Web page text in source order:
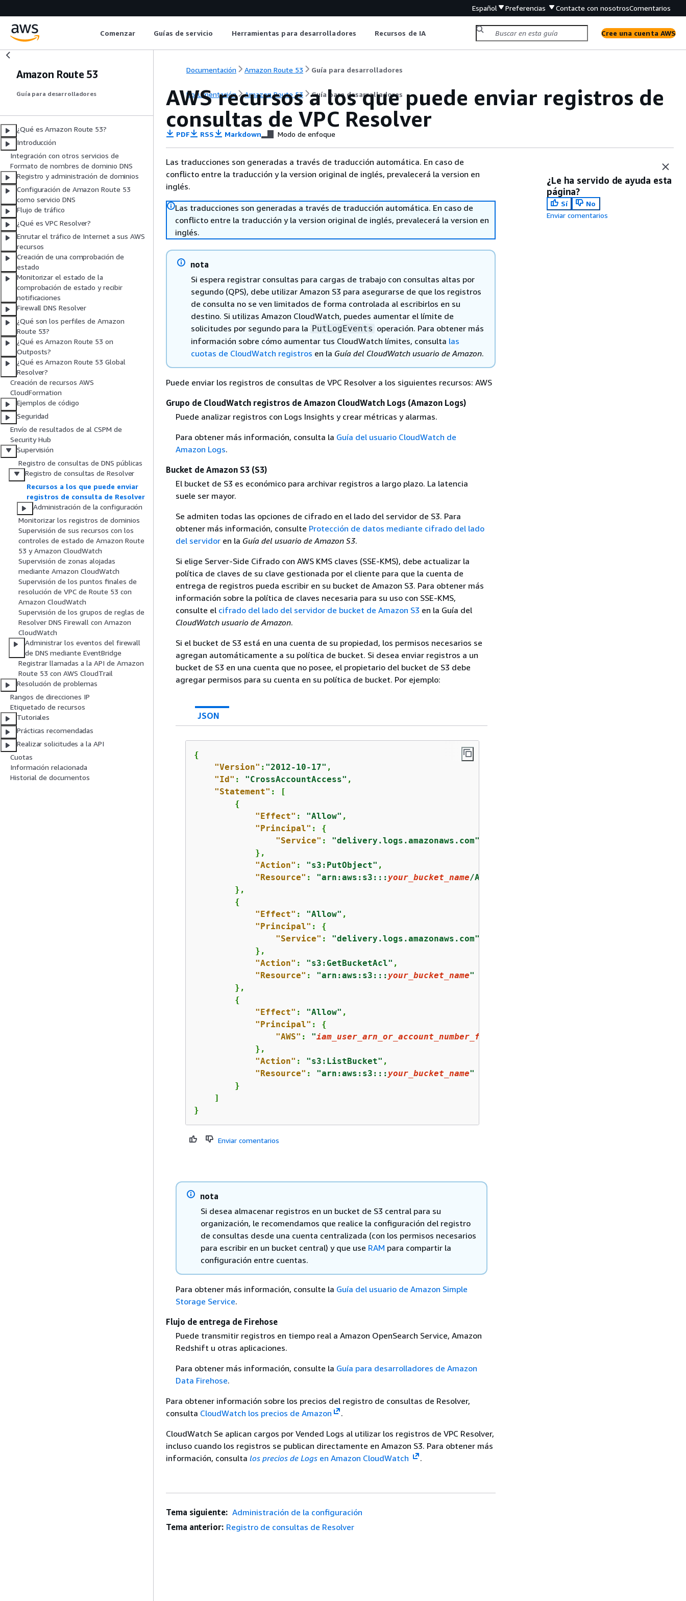
Español Preferencias Contacte con nosotrosComentarios
Comenzar Guías de servicio Herramientas para desarrolladores Recursos de IA Cree una cuenta AWS
Amazon Route 53
Guía para desarrolladores
¿Qué es Amazon Route 53?
Introducción
Integración con otros servicios de
Formato de nombres de dominio DNS
Registro y administración de dominios
Configuración de Amazon Route 53
como servicio DNS
Flujo de tráfico
¿Qué es VPC Resolver?
Enrutar el tráfico de Internet a sus AWS
recursos
Creación de una comprobación de
estado
Monitorizar el estado de la
comprobación de estado y recibir
notificaciones
Firewall DNS Resolver
¿Qué son los perfiles de Amazon
Route 53?
¿Qué es Amazon Route 53 on
Outposts?
¿Qué es Amazon Route 53 Global
Resolver?
Creación de recursos AWS
CloudFormation
Ejemplos de código
Seguridad
Envío de resultados de al CSPM de
Security Hub
Supervisión
Registro de consultas de DNS públicas
Registro de consultas de Resolver
Recursos a los que puede enviar
registros de consulta de Resolver
Administración de la configuración
Monitorizar los registros de dominios
Supervisión de sus recursos con los
controles de estado de Amazon Route
53 y Amazon CloudWatch
Supervisión de zonas alojadas
mediante Amazon CloudWatch
Supervisión de los puntos finales de
resolución de VPC de Route 53 con
Amazon CloudWatch
Supervisión de los grupos de reglas de
Resolver DNS Firewall con Amazon
CloudWatch
Administrar los eventos del firewall
de DNS mediante EventBridge
Registrar llamadas a la API de Amazon
Route 53 con AWS CloudTrail
Resolución de problemas
Rangos de direcciones IP
Etiquetado de recursos
Tutoriales
Prácticas recomendadas
Realizar solicitudes a la API
Cuotas
Información relacionada
Historial de documentos
Documentación Amazon Route 53 Guía para desarrolladores
Documentación Amazon Route 53 Guía para desarrolladores
AWS recursos a los que puede enviar registros de
consultas de VPC Resolver
PDF RSS Markdown Modo de enfoque
Las traducciones son generadas a través de traducción automática. En caso de
conflicto entre la traducción y la version original de inglés, prevalecerá la version en
inglés.
Las traducciones son generadas a través de traducción automática. En caso de
conflicto entre la traducción y la version original de inglés, prevalecerá la version en
inglés.
nota
Si espera registrar consultas para cargas de trabajo con consultas altas por
segundo (QPS), debe utilizar Amazon S3 para asegurarse de que los registros
de consulta no se ven limitados de forma controlada al escribirlos en su
destino. Si utilizas Amazon CloudWatch, puedes aumentar el límite de
solicitudes por segundo para la PutLogEvents operación. Para obtener más
información sobre cómo aumentar tus CloudWatch límites, consulta las
cuotas de CloudWatch registros en la Guía del CloudWatch usuario de Amazon.
Puede enviar los registros de consultas de VPC Resolver a los siguientes recursos: AWS
Grupo de CloudWatch registros de Amazon CloudWatch Logs (Amazon Logs)
Puede analizar registros con Logs Insights y crear métricas y alarmas.
Para obtener más información, consulta la Guía del usuario CloudWatch de
Amazon Logs.
Bucket de Amazon S3 (S3)
El bucket de S3 es económico para archivar registros a largo plazo. La latencia
suele ser mayor.
Se admiten todas las opciones de cifrado en el lado del servidor de S3. Para
obtener más información, consulte Protección de datos mediante cifrado del lado
del servidoren la Guía del usuario de Amazon S3.
Si elige Server-Side Cifrado con AWS KMS claves (SSE-KMS), debe actualizar la
política de claves de su clave gestionada por el cliente para que la cuenta de
entrega de registros pueda escribir en su bucket de Amazon S3. Para obtener más
información sobre la política de claves necesaria para su uso con SSE-KMS,
consulte el cifrado del lado del servidor de bucket de Amazon S3 en la Guía del
CloudWatch usuario de Amazon.
Si el bucket de S3 está en una cuenta de su propiedad, los permisos necesarios se
agregan automáticamente a su política de bucket. Si desea enviar registros a un
bucket de S3 en una cuenta que no posee, el propietario del bucket de S3 debe
agregar permisos para su cuenta en su política de bucket. Por ejemplo:
JSON
{
"Version" : "2012-10-17" ,
"Id" : "CrossAccountAccess" ,
"Statement" : [
{
"Effect" : "Allow" ,
"Principal" : {
"Service" : "delivery.logs.amazonaws.com"
            },
"Action" : "s3:PutObject" ,
"Resource" : "arn:aws:s3::: your_bucket_name/AWSLogs/
        },
{
"Effect" : "Allow" ,
"Principal" : {
"Service" : "delivery.logs.amazonaws.com"
            },
"Action" : "s3:GetBucketAcl" ,
"Resource" : "arn:aws:s3::: your_bucket_name"
        },
{
"Effect" : "Allow" ,
"Principal" : {
"AWS" : "iam_user_arn_or_account_number_for_root
            },
"Action" : "s3:ListBucket" ,
"Resource" : "arn:aws:s3::: your_bucket_name"
        }
    ]
}
Enviar comentarios
nota
Si desea almacenar registros en un bucket de S3 central para su
organización, le recomendamos que realice la configuración del registro
de consultas desde una cuenta centralizada (con los permisos necesarios
para escribir en un bucket central) y que use RAM para compartir la
configuración entre cuentas.
Para obtener más información, consulte la Guía del usuario de Amazon Simple
Storage Service.
Flujo de entrega de Firehose
Puede transmitir registros en tiempo real a Amazon OpenSearch Service, Amazon
Redshift u otras aplicaciones.
Para obtener más información, consulte la Guía para desarrolladores de Amazon
Data Firehose.
Para obtener información sobre los precios del registro de consultas de Resolver,
consulta CloudWatch los precios de Amazon
.
CloudWatch Se aplican cargos por Vended Logs al utilizar los registros de VPC Resolver,
incluso cuando los registros se publican directamente en Amazon S3. Para obtener más
información, consulta los precios de Logs en Amazon CloudWatch .
¿Le ha servido de ayuda esta
página?
Sí
No
Enviar comentarios
Tema siguiente: Administración de la configuración
Tema anterior: Registro de consultas de Resolver